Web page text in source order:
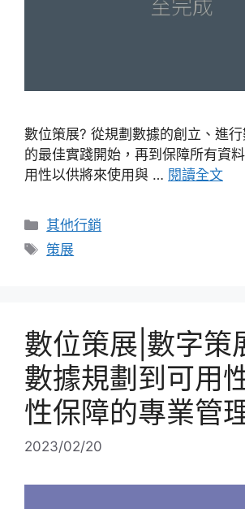
數位策展? 從規劃數據的創立、進
的最佳實踐開始，再到保障所有資
用性以供將來使用與 … 閱讀全文
分
類
其他行銷
標
策展
數位策展|數字策
數據規劃到可用
性保障的專業管
2023/02/20